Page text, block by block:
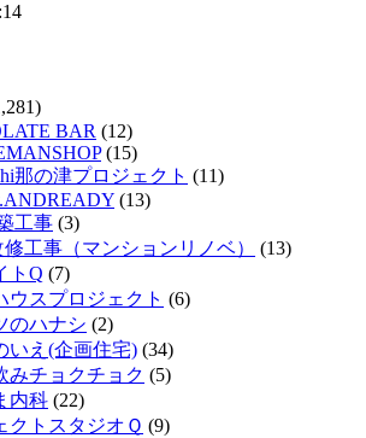
BAR (12)
(15)
那の津プロジェクト (11)
(13)
工事 (3)
工事（マンションリノベ）
(13)
トQ (7)
ウスプロジェクト (6)
のハナシ (2)
いえ(企画住宅) (34)
みチョクチョク (5)
内科 (22)
クトスタジオＱ (9)